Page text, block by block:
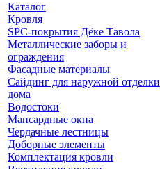
Каталог
Кровля
SPC-покрытия Дёке Тавола
Металлические заборы и
ограждения
Фасадные материалы
Сайдинг для наружной отделки
дома
Водостоки
Мансардные окна
Чердачные лестницы
Доборные элементы
Комплектация кровли